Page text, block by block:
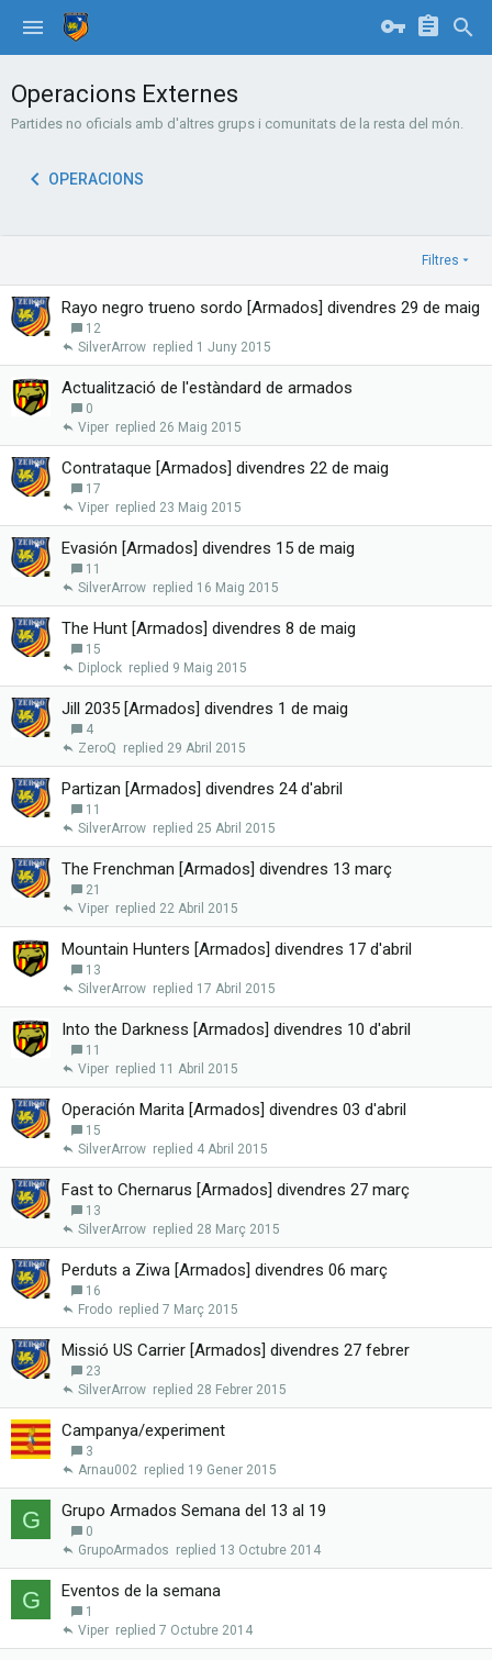
Operacions Externes
Partides no oficials amb d'altres grups i comunitats de la resta del món.
OPERACIONS
Filtres
Rayo negro trueno sordo [Armados] divendres 29 de maig
12
1 Juny 2015
SilverArrow
Actualització de l'estàndard de armados
0
26 Maig 2015
Viper
Contrataque [Armados] divendres 22 de maig
17
23 Maig 2015
Viper
Evasión [Armados] divendres 15 de maig
11
16 Maig 2015
SilverArrow
The Hunt [Armados] divendres 8 de maig
15
9 Maig 2015
Diplock
Jill 2035 [Armados] divendres 1 de maig
4
29 Abril 2015
ZeroQ
Partizan [Armados] divendres 24 d'abril
11
25 Abril 2015
SilverArrow
The Frenchman [Armados] divendres 13 març
21
22 Abril 2015
Viper
Mountain Hunters [Armados] divendres 17 d'abril
13
17 Abril 2015
SilverArrow
Into the Darkness [Armados] divendres 10 d'abril
11
11 Abril 2015
Viper
Operación Marita [Armados] divendres 03 d'abril
15
4 Abril 2015
SilverArrow
Fast to Chernarus [Armados] divendres 27 març
13
28 Març 2015
SilverArrow
Perduts a Ziwa [Armados] divendres 06 març
16
7 Març 2015
Frodo
Missió US Carrier [Armados] divendres 27 febrer
23
28 Febrer 2015
SilverArrow
Campanya/experiment
3
19 Gener 2015
Arnau002
G Grupo Armados Semana del 13 al 19
0
13 Octubre 2014
GrupoArmados
G Eventos de la semana
1
7 Octubre 2014
Viper